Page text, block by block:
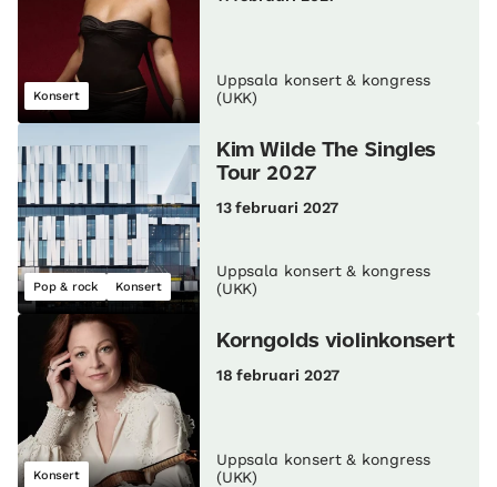
Konsert
Uppsala konsert & kongress
(UKK)
Pop & rock Konsert
Kim Wilde The Singles
Tour 2027
13 februari 2027
Uppsala konsert & kongress
(UKK)
Konsert
Korngolds violinkonsert
18 februari 2027
Uppsala konsert & kongress
(UKK)